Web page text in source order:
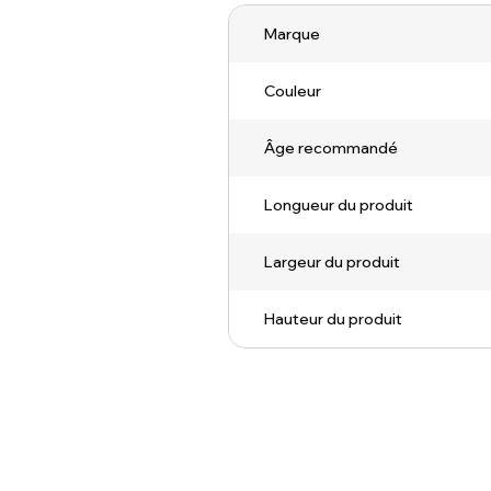
Marque
Couleur
Âge recommandé
Longueur du produit
Largeur du produit
Hauteur du produit